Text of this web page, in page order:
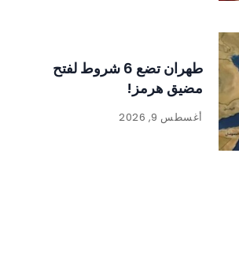
طهران تضع 6 شروط لفتح
مضيق هرمز!
أغسطس 9, 2026